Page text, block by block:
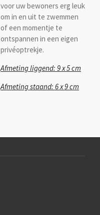
voor uw bewoners erg leuk
om in en uit te zwemmen
of een momentje te
ontspannen in een eigen
privéoptrekje.
Afmeting liggend: 9 x 5 cm
Afmeting staand: 6 x 9 cm